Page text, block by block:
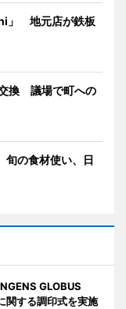
」 地元店が鉄板
交換 議場で町への
の食材使い、日
GLOBUS
関する調印式を実施